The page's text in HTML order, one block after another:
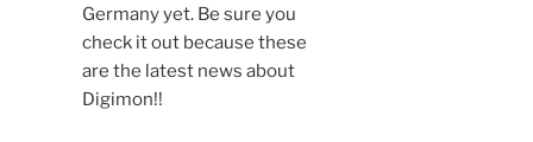
Germany yet. Be sure you
check it out because these
are the latest news about
Digimon!!